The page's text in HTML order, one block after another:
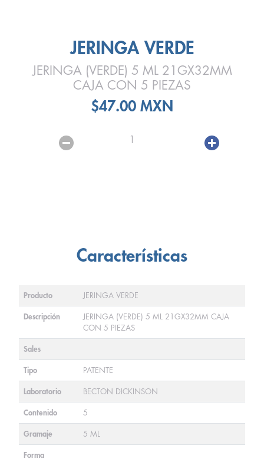
JERINGA VERDE
JERINGA (VERDE) 5 ML 21GX32MM
CAJA CON 5 PIEZAS
$47.00 MXN
1
Características
Producto JERINGA VERDE
Descripción
JERINGA (VERDE) 5 ML 21GX32MM CAJA
CON 5 PIEZAS
Sales
Tipo PATENTE
Laboratorio BECTON DICKINSON
Contenido 5
Gramaje 5 ML
Forma